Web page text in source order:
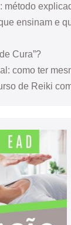
método
ensinam e
Cura”?
como ter
de Reiki